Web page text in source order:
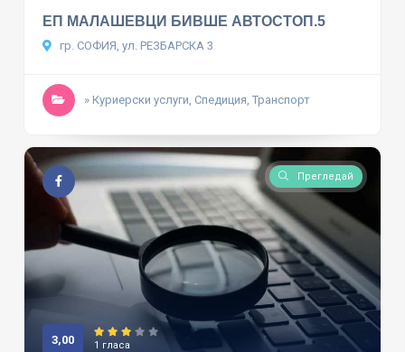
ЕП МАЛАШЕВЦИ БИВШЕ АВТОСТОП.5
гр. СОФИЯ, ул. РЕЗБАРСКА 3
» Куриерски услуги, Спедиция, Транспорт
Прегледай
3,00 1 гласа